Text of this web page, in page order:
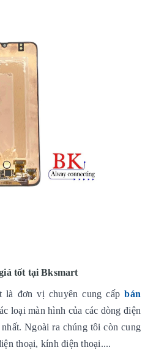
tốt tại Bksmart
là đơn vị chuyên cung cấpbán
loại màn hình của các dòng điện
Ngoài ra chúng tôi còn cung
thoại, kính điện thoại....